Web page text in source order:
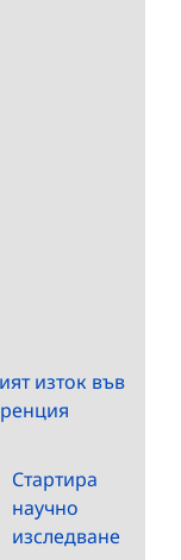
изток във
Стартира
научно
изследване